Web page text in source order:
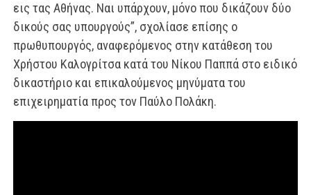
εις τας Αθήνας. Ναι υπάρχουν, μόνο που δικάζουν δύο
δικούς σας υπουργούς”, σχολίασε επίσης ο
πρωθυπουργός, αναφερόμενος στην κατάθεση του
Χρήστου Καλογρίτσα κατά του Νίκου Παππά στο ειδικό
δικαστήριο και επικαλούμενος μηνύματα του
επιχειρηματία προς τον Παύλο Πολάκη.